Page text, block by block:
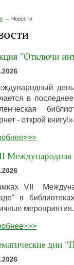
Новости
"Отключи
день
в
- открой
Международная
VII
в
мероприятия.
дни